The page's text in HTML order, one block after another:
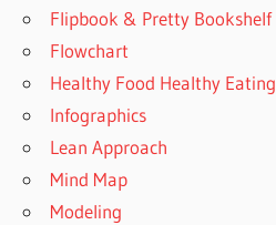
Flipbook & Pretty Bookshelf
Flowchart
Healthy Food Healthy Eating
Infographics
Lean Approach
Mind Map
Modeling